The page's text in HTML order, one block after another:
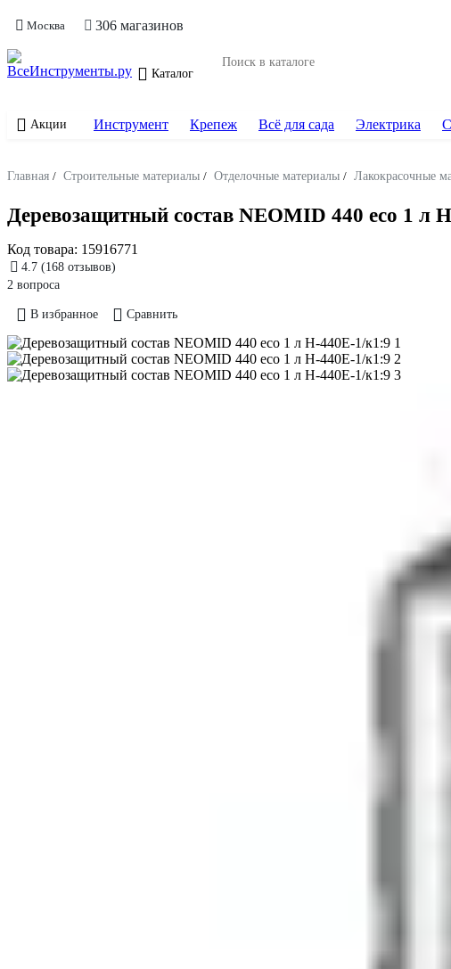
Москва 306 магазинов
Каталог
Акции Инструмент Крепеж Всё для сада Электрика
Главная / Строительные материалы / Отделочные материалы / Лакокрасочные
Деревозащитный состав NEOMID 440 eco 1 л
Код товара: 15916771
4.7 (168 отзывов)
2 вопроса
В избранное Сравнить